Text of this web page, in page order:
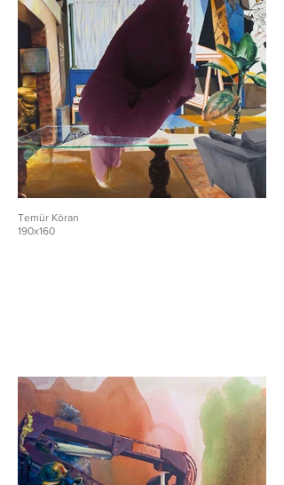
Temür Köran
190x160